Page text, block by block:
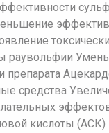
раувольфии
препарата
средства
кислоты (АСК)